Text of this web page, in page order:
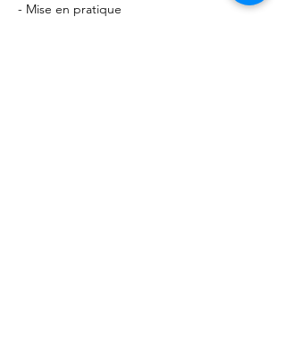
- Mise en pratique